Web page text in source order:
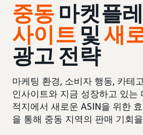
중동 마켓플
사이트 및 새
광고 전략
마케팅 환경, 소비자 행동, 카테
인사이트와 지금 성장하고 있는
적지에서 새로운 ASIN을 위한
을 통해 중동 지역의 판매 기회